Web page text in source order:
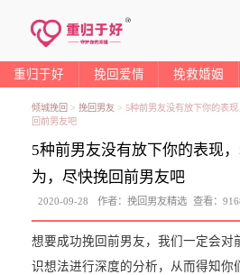
重归于好 挽回爱情 挽救婚姻
倾城挽回 > 挽回男友> 5种前男友没有放下你的表
回前男友吧
5种前男友没有放下你的表现
为，尽快挽回前男友吧
2020-09-28 作者：挽回男友精选 查看：
想要成功挽回前男友，我们一定会对
识想法进行深度的分析，从而得知你